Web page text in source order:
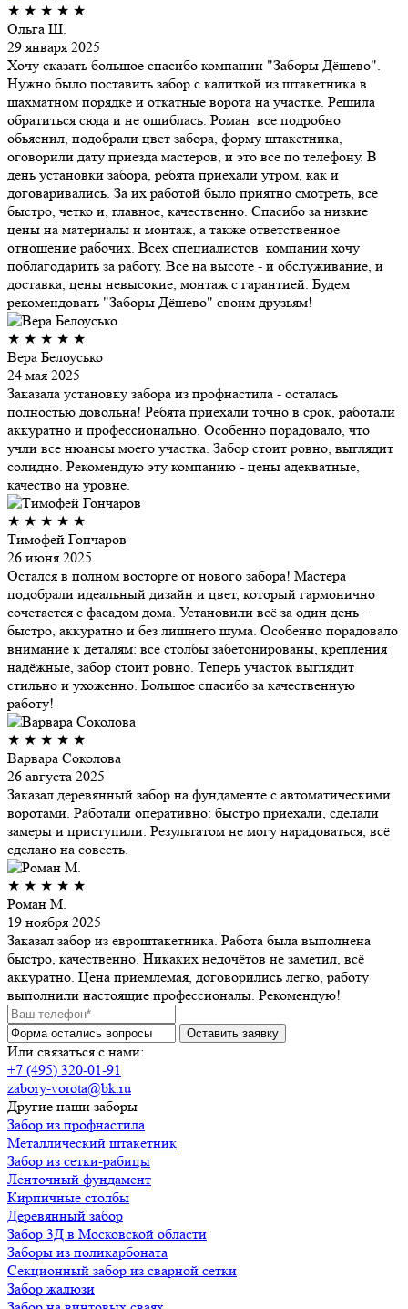
★ ★ ★ ★ ★
Ольга Ш.
29 января 2025
Хочу сказать большое спасибо компании "Заборы Дёшево".
Нужно было поставить забор с калиткой из штакетника в
шахматном порядке и откатные ворота на участке. Решила
обратиться сюда и не ошиблась. Роман все подробно
обьяснил, подобрали цвет забора, форму штакетника,
оговорили дату приезда мастеров, и это все по телефону. В
день установки забора, ребята приехали утром, как и
договаривались. За их работой было приятно смотреть, все
быстро, четко и, главное, качественно. Спасибо за низкие
цены на материалы и монтаж, а также ответственное
отношение рабочих. Всех специалистов компании хочу
поблагодарить за работу. Все на высоте - и обслуживание, и
доставка, цены невысокие, монтаж с гарантией. Будем
рекомендовать "Заборы Дёшево" своим друзьям!
★ ★ ★ ★ ★
Вера Белоусько
24 мая 2025
Заказала установку забора из профнастила - осталась
полностью довольна! Ребята приехали точно в срок, работали
аккуратно и профессионально. Особенно порадовало, что
учли все нюансы моего участка. Забор стоит ровно, выглядит
солидно. Рекомендую эту компанию - цены адекватные,
качество на уровне.
★ ★ ★ ★ ★
Тимофей Гончаров
26 июня 2025
Остался в полном восторге от нового забора! Мастера
подобрали идеальный дизайн и цвет, который гармонично
сочетается с фасадом дома. Установили всё за один день –
быстро, аккуратно и без лишнего шума. Особенно порадовало
внимание к деталям: все столбы забетонированы, крепления
надёжные, забор стоит ровно. Теперь участок выглядит
стильно и ухоженно. Большое спасибо за качественную
работу!
★ ★ ★ ★ ★
Варвара Соколова
26 августа 2025
Заказал деревянный забор на фундаменте с автоматическими
воротами. Работали оперативно: быстро приехали, сделали
замеры и приступили. Результатом не могу нарадоваться, всё
сделано на совесть.
★ ★ ★ ★ ★
Роман М.
19 ноября 2025
Заказал забор из евроштакетника. Работа была выполнена
быстро, качественно. Никаких недочётов не заметил, всё
аккуратно. Цена приемлемая, договорились легко, работу
выполнили настоящие профессионалы. Рекомендую!
Или связаться с нами:
+7 (495) 320-01-91
zabory-vorota@bk.ru
Другие наши заборы
Забор из профнастила
Металлический штакетник
Забор из сетки-рабицы
Ленточный фундамент
Кирпичные столбы
Деревянный забор
Забор 3Д в Московской области
Заборы из поликарбоната
Секционный забор из сварной сетки
Забор жалюзи